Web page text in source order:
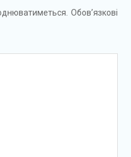
Обов’язкові